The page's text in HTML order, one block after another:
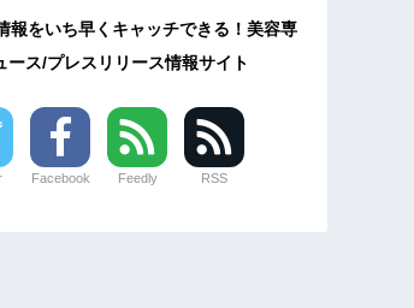
報をいち早くキャッチできる！美容専
ース/プレスリリース情報サイト
Facebook Feedly RSS